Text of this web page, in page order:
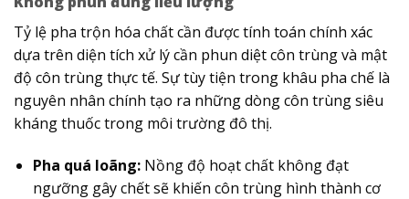
Tỷ lệ pha trộn hóa chất cần được tính toán chính xác
dựa trên diện tích xử lý cần phun diệt côn trùng​ và mật
độ côn trùng thực tế. Sự tùy tiện trong khâu pha chế là
nguyên nhân chính tạo ra những dòng côn trùng siêu
kháng thuốc trong môi trường đô thị.
Pha quá loãng:Nồng độ hoạt chất không đạt
ngưỡng gây chết sẽ khiến côn trùng hình thành cơ